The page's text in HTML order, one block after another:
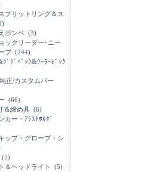
プリットリング＆ス
ボンベ (3)
ックリーダー･ニー
ブ (244)
ｼﾞｸﾞﾊﾞｯｸ&ｸｰﾗｰﾎﾞｯｸ
正/カスタムパー
(66)
&締め具 (6)
カー・ｱｼｽﾄﾎﾙﾀﾞ
ップ・グローブ・シ
(5)
＆ヘッドライト
(5)